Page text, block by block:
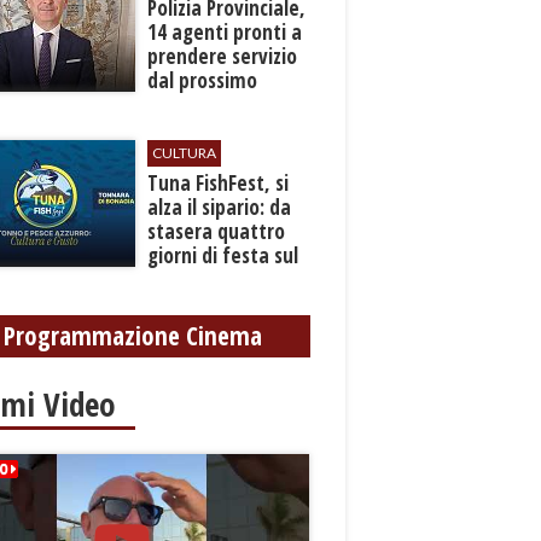
​Polizia Provinciale,
14 agenti pronti a
prendere servizio
dal prossimo
CULTURA
​Tuna FishFest, si
alza il sipario: da
stasera quattro
giorni di festa sul
Programmazione Cinema
Video